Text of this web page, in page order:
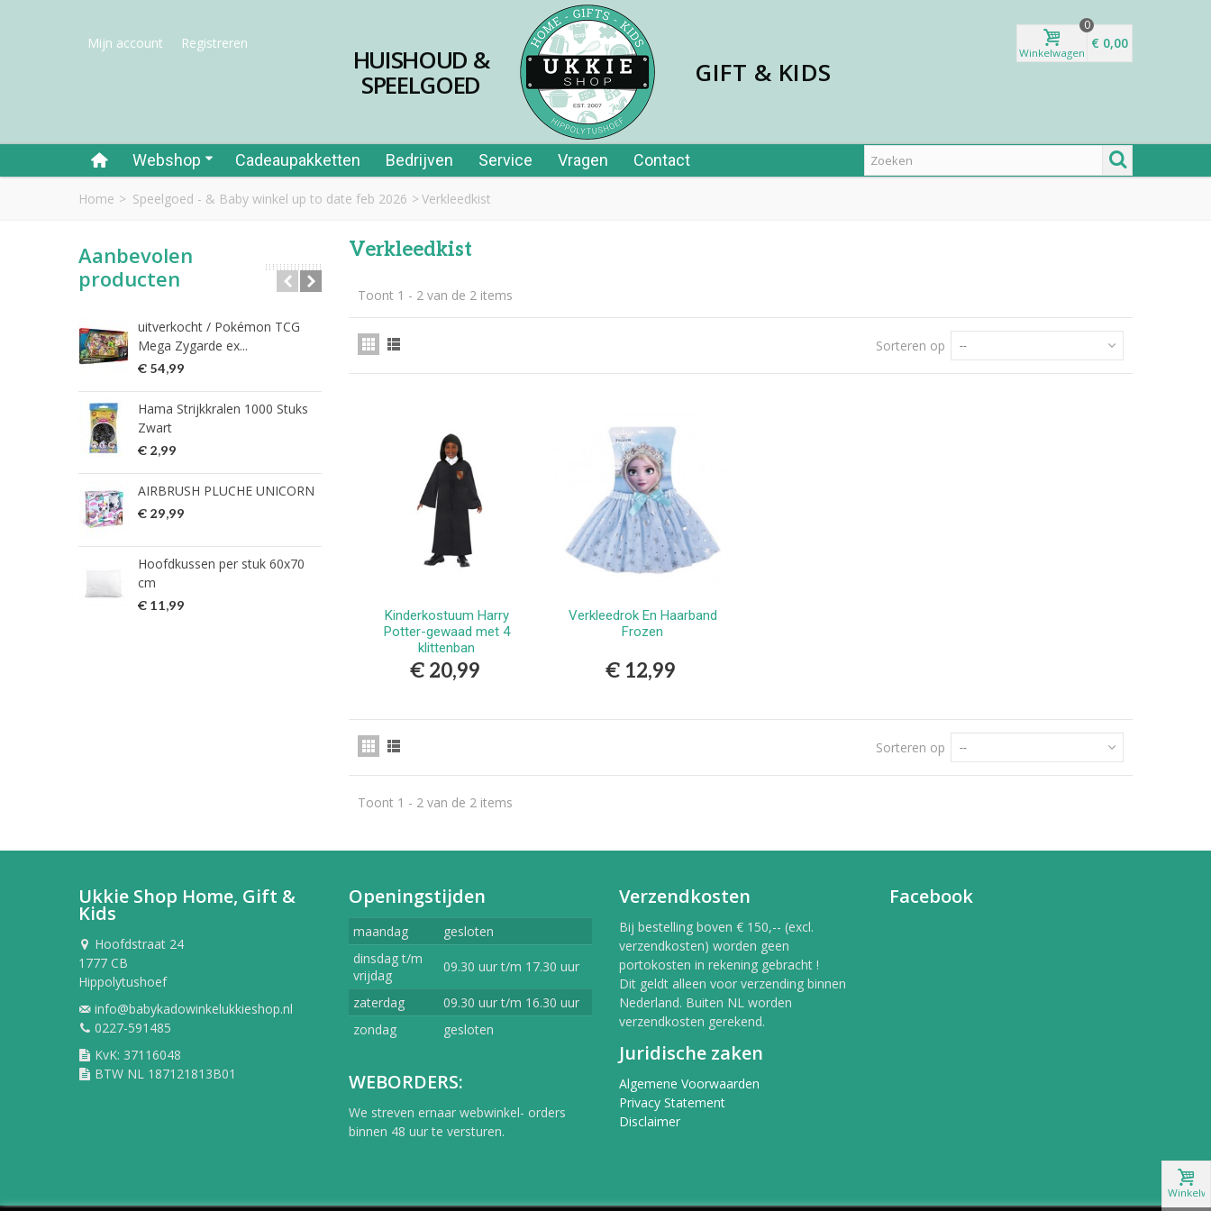
Mijn account Registreren
HUISHOUD &
SPEELGOED GIFT & KIDS
Winkelwagen
0
€ 0,00
Webshop Cadeaupakketten Bedrijven Service Vragen Contact
Home > Speelgoed - & Baby winkel up to date feb 2026 > Verkleedkist
Aanbevolen
producten
uitverkocht / Pokémon TCG
Mega Zygarde ex...
€ 54,99
Hama Strijkkralen 1000 Stuks
Zwart
€ 2,99
AIRBRUSH PLUCHE UNICORN
€ 29,99
Hoofdkussen per stuk 60x70
cm
€ 11,99
€ 1,99
HG vlekkenspray extra sterk/
verwijdert meest...
HG Vlekkenspray / voor vlek
Verkleedkist
Toont 1 - 2 van de 2 items
Sorteren op --
Bestellen
Kinderkostuum Harry
Potter-gewaad met 4
klittenban
€ 20,99
Bestellen
Verkleedrok En Haarband
Frozen
€ 12,99
Sorteren op --
Toont 1 - 2 van de 2 items
Ukkie Shop Home, Gift &
Kids
Hoofdstraat 24
1777 CB
Hippolytushoef
info@babykadowinkelukkieshop.nl
0227-591485
KvK: 37116048
BTW NL 187121813B01
Openingstijden
maandag
gesloten
dinsdag t/m
vrijdag
09.30 uur t/m 17.30 uur
zaterdag
09.30 uur t/m 16.30 uur
zondag
gesloten
WEBORDERS:
We streven ernaar webwinkel- orders
binnen 48 uur te versturen.
Verzendkosten
Bij bestelling boven € 150,-- (excl.
verzendkosten) worden geen
portokosten in rekening gebracht !
Dit geldt alleen voor verzending binnen
Nederland. Buiten NL worden
verzendkosten gerekend.
Juridische zaken
Algemene Voorwaarden
Privacy Statement
Disclaimer
Facebook